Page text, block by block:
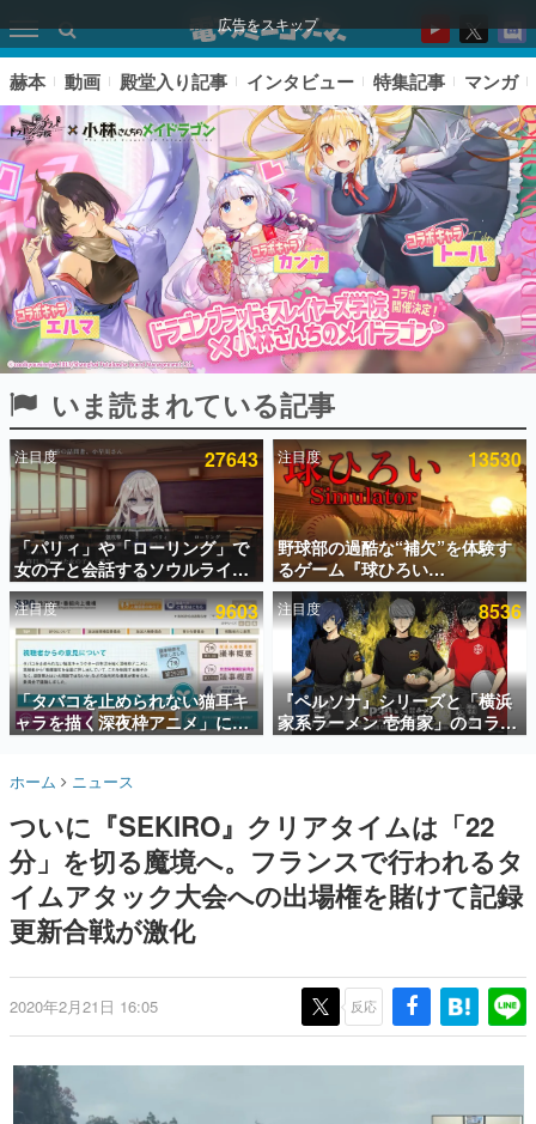
広告をスキップ
ピックアップ
電ファミのいま読まれている記事ランキング
アプリセール情報
インタビュー
連載・特集一覧
殿堂入り記事
SNS拡散数が数千以上！ ページビュー数万以上！ などな
ど。多くの人々に読まれた、電ファミ渾身の“殿堂入り”記
事をまとめました。
名作ゲームクリエイターの方々に製作時のエピソードをお
きます。
赫本
この物語を解いてはいけない。『赫本』は、〈試験問題〉
の形をした短編ホラー小説集です。
これからのデジタルゲーム市場を担う若きクリエイター達
の姿を追い、彼らのルーツと情熱を探っていきます。
ゲームに多大な影響を受けた作家さんに取材し、ゲームが
画です。
赫本 動画 殿堂入り記事 インタビュー 特集記事 マンガ
いま読まれている記事
注目度 27643
「パリィ」や「ローリング」で
女の子と会話するソウルライク
恋愛ゲーム『小早川さんはソウ
ルライク』無料公開。返事に失
敗すると「YOU DIED」
注目度 13530
野球部の過酷な“補欠”を体験す
るゲーム『球ひろい
Simulator』が「1件」のウィッ
シュリストをもとにチェコ語に
対応しSNSで話題に。『キング
ダム・カム』開発元やチェコの
プロ野球選手から称賛の声
注目度 9603
「タバコを止められない猫耳キ
ャラを描く深夜枠アニメ」に視
聴者の一部から批判意見。違法
て、BPOが議論を交わす
注目度 8536
『ペルソナ』シリーズと「横浜
家系ラーメン 壱角家」のコラボ
が8月21日から開催。”はがく
ホーム ニュース
ついに『SEKIRO』クリアタイムは「22
分」を切る魔境へ。フランスで行われるタ
イムアタック大会への出場権を賭けて記録
更新合戦が激化
2020年2月21日 16:05 反応